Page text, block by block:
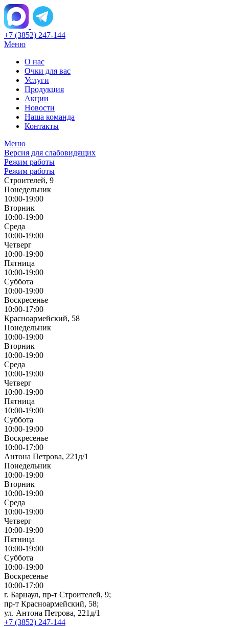
+7 (3852) 247-144
Меню
О нас
Очки для вас
Услуги
Продукция
Акции
Новости
Наша команда
Контакты
Меню
Версия для слабовидящих
Режим работы
Режим работы
Строителей, 9
Понедельник
10:00-19:00
Вторник
10:00-19:00
Среда
10:00-19:00
Четверг
10:00-19:00
Пятница
10:00-19:00
Суббота
10:00-19:00
Воскресенье
10:00-17:00
Красноармейский, 58
Понедельник
10:00-19:00
Вторник
10:00-19:00
Среда
10:00-19:00
Четверг
10:00-19:00
Пятница
10:00-19:00
Суббота
10:00-19:00
Воскресенье
10:00-17:00
Антона Петрова, 221д/1
Понедельник
10:00-19:00
Вторник
10:00-19:00
Среда
10:00-19:00
Четверг
10:00-19:00
Пятница
10:00-19:00
Суббота
10:00-19:00
Воскресенье
10:00-17:00
г. Барнаул, пр-т Строителей, 9;
пр-т Красноармейский, 58;
ул. Антона Петрова, 221д/1
+7 (3852) 247-144